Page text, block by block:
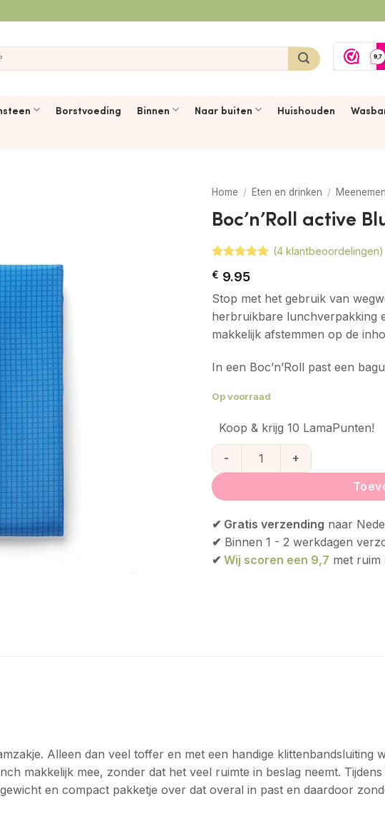
Borstvoeding Binnen Naar buiten Huishouden
Home / Eten en drinken /
Boc’n’Roll active
Gewaardeerd
5op 5
op
4
klant
waarderingen
(4klantbeoordelingen)
€ 9.95
Stop met het gebruik van
herbruikbare lunchverpakking
makkelijk afstemmen op de
In een Boc’n’Roll past een
Op voorraad
Koop & krijg 10 LamaPunten!
Boc'n'Roll active Blue aantal
✔ Gratis verzending naar
✔ Binnen 1 - 2 werkdagen
✔ Wij scoren een 9,7 met ruim
Alleen dan veel toffer en met een handige klittenbandsluiting
makkelijk mee, zonder dat het veel ruimte in beslag neemt.
en compact pakketje over dat overal in past en daardoor